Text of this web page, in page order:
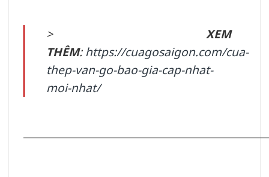
> XEM
THÊM:https://cuagosaigon.com/cua-
thep-van-go-bao-gia-cap-nhat-
moi-nhat/